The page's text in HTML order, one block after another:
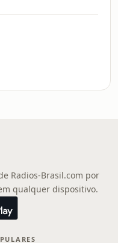
Radios-Brasil.com por
qualquer dispositivo.